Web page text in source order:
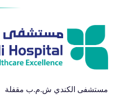
مستشفى الكندي ش.م.ب مقفلة